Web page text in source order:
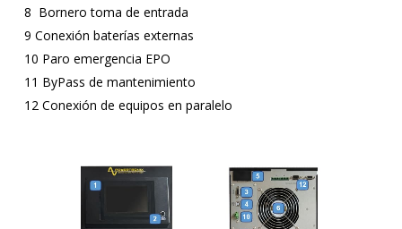
8 Bornero toma de entrada
9 Conexión baterías externas
10 Paro emergencia EPO
11 ByPass de mantenimiento
12 Conexión de equipos en paralelo